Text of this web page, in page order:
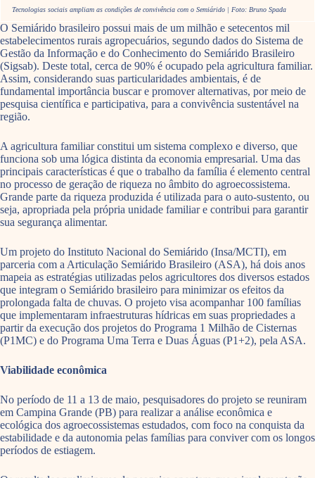
Tecnologias sociais ampliam as condições de convivência com o Semiárido | Foto: Bruno Spada
O Semiárido brasileiro possui mais de um milhão e setecentos mil
estabelecimentos rurais agropecuários, segundo dados do Sistema de
Gestão da Informação e do Conhecimento do Semiárido Brasileiro
(Sigsab). Deste total, cerca de 90% é ocupado pela agricultura familiar.
Assim, considerando suas particularidades ambientais, é de
fundamental importância buscar e promover alternativas, por meio de
pesquisa científica e participativa, para a convivência sustentável na
região.
A agricultura familiar constitui um sistema complexo e diverso, que
funciona sob uma lógica distinta da economia empresarial. Uma das
principais características é que o trabalho da família é elemento central
no processo de geração de riqueza no âmbito do agroecossistema.
Grande parte da riqueza produzida é utilizada para o auto-sustento, ou
seja, apropriada pela própria unidade familiar e contribui para garantir
sua segurança alimentar.
Um projeto do Instituto Nacional do Semiárido (Insa/MCTI), em
parceria com a Articulação Semiárido Brasileiro (ASA), há dois anos
mapeia as estratégias utilizadas pelos agricultores dos diversos estados
que integram o Semiárido brasileiro para minimizar os efeitos da
prolongada falta de chuvas. O projeto visa acompanhar 100 famílias
que implementaram infraestruturas hídricas em suas propriedades a
partir da execução dos projetos do Programa 1 Milhão de Cisternas
(P1MC) e do Programa Uma Terra e Duas Águas (P1+2), pela ASA.
Viabilidade econômica
No período de 11 a 13 de maio, pesquisadores do projeto se reuniram
em Campina Grande (PB) para realizar a análise econômica e
ecológica dos agroecossistemas estudados, com foco na conquista da
estabilidade e da autonomia pelas famílias para conviver com os longos
períodos de estiagem.